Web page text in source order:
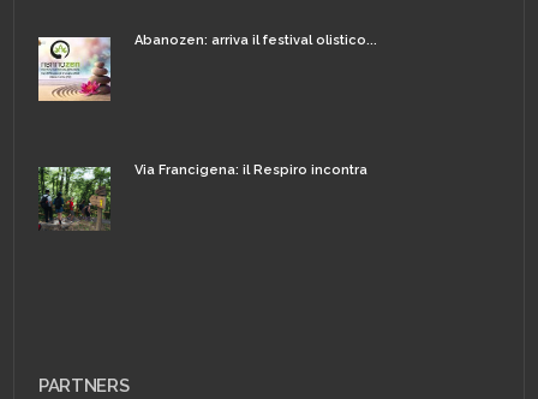
Abanozen: arriva il festival olistico...
Via Francigena: il Respiro incontra
PARTNERS